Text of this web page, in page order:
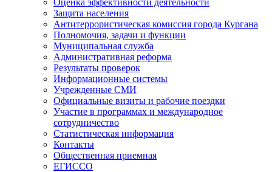
Защита населения
Антитеррористическая комиссия города Кургана
Полномочия, задачи и функции
Муниципальная служба
Административная реформа
Результаты проверок
Информационные системы
Учрежденные СМИ
Официальные визиты и рабочие поездки
Участие в программах и международное
сотрудничество
Статистическая информация
Контакты
Общественная приемная
ЕГИССО